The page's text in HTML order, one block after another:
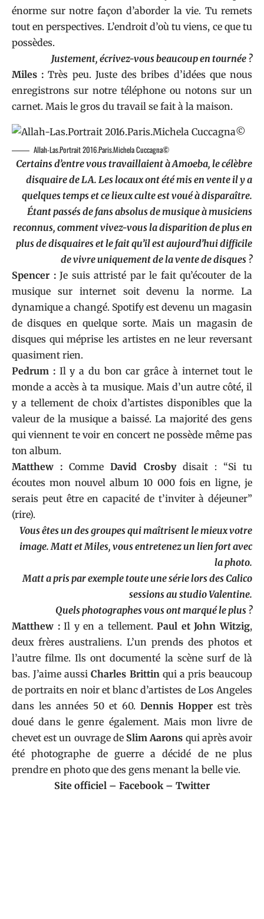
énorme sur notre façon d’aborder la vie. Tu remets
tout en perspectives. L’endroit d’où tu viens, ce que tu
possèdes.
Justement, écrivez-vous beaucoup en tournée ?
Miles : Très peu. Juste des bribes d’idées que nous
enregistrons sur notre téléphone ou notons sur un
carnet. Mais le gros du travail se fait à la maison.
Allah-Las.Portrait 2016.Paris.Michela Cuccagna©
Certains d’entre vous travaillaient à Amoeba, le célèbre
disquaire de LA. Les locaux ont été mis en vente il y a
quelques temps et ce lieux culte est voué à disparaître.
Étant passés de fans absolus de musique à musiciens
reconnus, comment vivez-vous la disparition de plus en
plus de disquaires et le fait qu’il est aujourd’hui difficile
de vivre uniquement de la vente de disques ?
Spencer :Je suis attristé par le fait qu’écouter de la
musique sur internet soit devenu la norme. La
dynamique a changé. Spotify est devenu un magasin
de disques en quelque sorte. Mais un magasin de
disques qui méprise les artistes en ne leur reversant
quasiment rien.
Pedrum :Il y a du bon car grâce à internet tout le
monde a accès à ta musique. Mais d’un autre côté, il
y a tellement de choix d’artistes disponibles que la
valeur de la musique a baissé. La majorité des gens
qui viennent te voir en concert ne possède même pas
ton album.
Matthew : CommeDavid Crosbydisait : “Si tu
écoutes mon nouvel album 10 000 fois en ligne, je
serais peut être en capacité de t’inviter à déjeuner”
(rire).
Vous êtes un des groupes qui maîtrisent le mieux votre
image. Matt et Miles, vous entretenez un lien fort avec
la photo.
Matt a pris par exemple toute une série lors des Calico
sessions au studio Valentine.
Quels photographes vous ont marqué le plus ?
Matthew :Il y en a tellement.Paul et John Witzig,
deux frères australiens. L’un prends des photos et
l’autre filme. Ils ont documenté la scène surf de là
bas. J’aime aussiCharles Brittin qui a pris beaucoup
de portraits en noir et blanc d’artistes de Los Angeles
dans les années 50 et 60. Dennis Hopper est très
doué dans le genre également. Mais mon livre de
chevet est un ouvrage de Slim Aarons qui après avoir
été photographe de guerre a décidé de ne plus
prendre en photo que des gens menant la belle vie.
Site officiel – Facebook – Twitter